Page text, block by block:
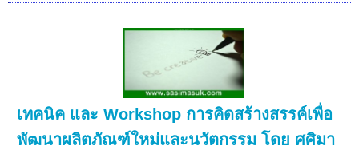
เทคนิค และ Workshop การคิดสร้างสรรค์เพื่อ
พัฒนาผลิตภัณฑ์ใหม่และนวัตกรรม โดย ศศิมา